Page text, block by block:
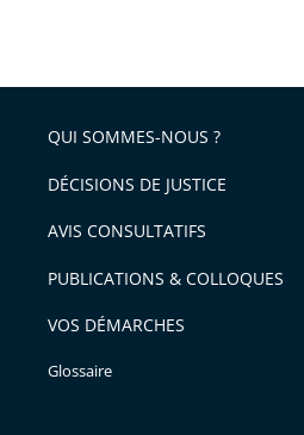
arriver
après
l'article
pour
avant
QUI SOMMES-NOUS ?
DÉCISIONS DE JUSTICE
AVIS CONSULTATIFS
PUBLICATIONS & COLLOQUES
VOS DÉMARCHES
Glossaire